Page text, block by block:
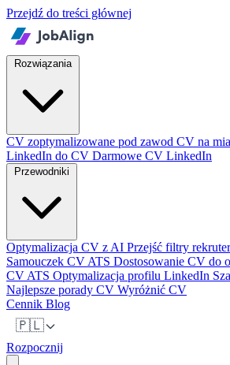
Przejdź do treści głównej
Rozwiązania
CV zoptymalizowane pod zawod CV na
LinkedIn do CV Darmowe CV LinkedIn
Optymalizacja CV z AI Przejść filtry
Samouczek CV ATS Dostosowanie CV do
CV ATS Optymalizacja profilu LinkedIn
Najlepsze porady CV Wyróżnić CV
Cennik Blog
🇵🇱
Rozpocznij